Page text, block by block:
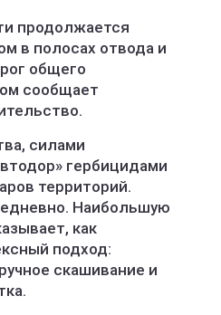
продолжается
в полосах отвода и
общего
сообщает
силами
гербицидами
территорий.
Наибольшую
как
подход:
скашивание и